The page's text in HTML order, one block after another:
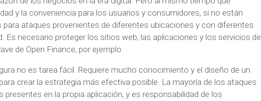
y la conveniencia para los usuarios y consumidores, si no están
para ataques provenientes de diferentes ubicaciones y con diferentes
Es necesario proteger los sitios web, las aplicaciones y los servicios de
de Open Finance, por ejemplo.
no es tarea fácil. Requiere mucho conocimiento y el diseño de un
crear la estrategia más efectiva posible. La mayoría de los ataques
presentes en la propia aplicación, y es responsabilidad de los